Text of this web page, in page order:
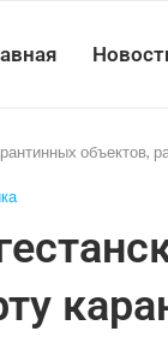
объектов,